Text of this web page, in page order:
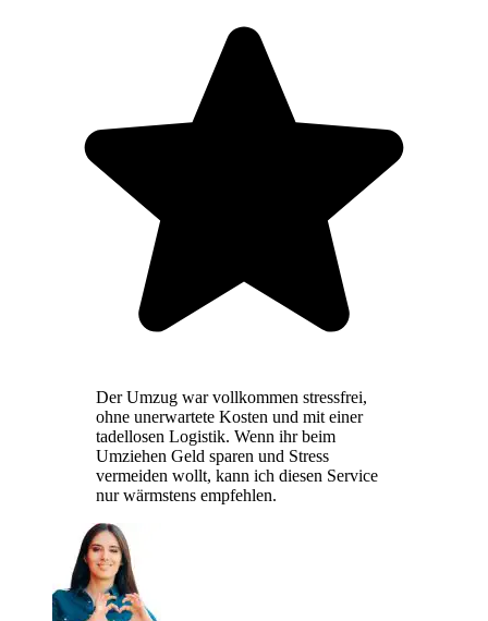
Der Umzug war vollkommen stressfrei,
ohne unerwartete Kosten und mit einer
tadellosen Logistik. Wenn ihr beim
Umziehen Geld sparen und Stress
vermeiden wollt, kann ich diesen Service
nur wärmstens empfehlen.